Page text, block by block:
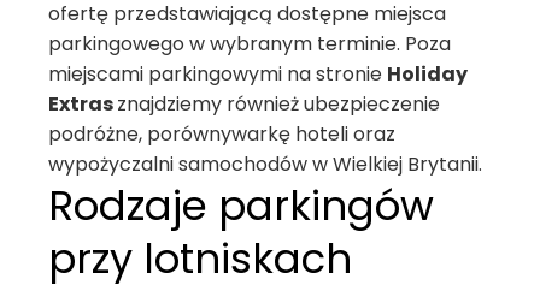
ofertę przedstawiającą dostępne miejsca
parkingowego w wybranym terminie. Poza
miejscami parkingowymi na stronie Holiday
Extrasznajdziemy również ubezpieczenie
podróżne, porównywarkę hoteli oraz
wypożyczalni samochodów w Wielkiej Brytanii.
Rodzaje parkingów
przy lotniskach